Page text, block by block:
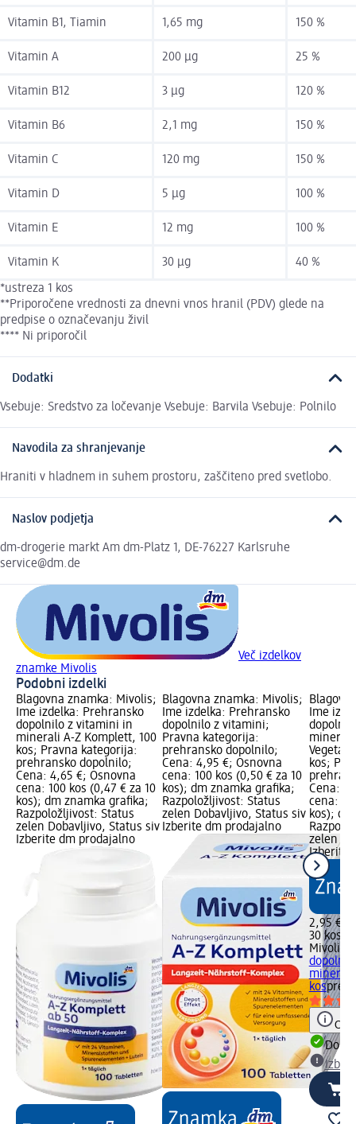
Vitamin B1, Tiamin 1,65 mg 150 %
Vitamin A 200 µg 25 %
Vitamin B12 3 µg 120 %
Vitamin B6 2,1 mg 150 %
Vitamin C 120 mg 150 %
Vitamin D 5 µg 100 %
Vitamin E 12 mg 100 %
Vitamin K 30 µg 40 %
*ustreza 1 kos
**Priporočene vrednosti za dnevni vnos hranil (PDV) glede na
predpise o označevanju živil
**** Ni priporočil
Dodatki
Vsebuje: Sredstvo za ločevanje Vsebuje: Barvila Vsebuje: Polnilo
Navodila za shranjevanje
Hraniti v hladnem in suhem prostoru, zaščiteno pred svetlobo.
Naslov podjetja
dm-drogerie markt Am dm-Platz 1, DE-76227 Karlsruhe
service@dm.de
Več izdelkov
znamke Mivolis
Podobni izdelki
Blagovna znamka: Mivolis;
Ime izdelka: Prehransko
dopolnilo z vitamini in
minerali A-Z Komplett, 100
kos; Pravna kategorija:
prehransko dopolnilo;
Cena: 4,65 €; Osnovna
cena: 100 kos (0,47 € za 10
kos); dm znamka grafika;
Razpoložljivost: Status
zelen Dobavljivo, Status siv
Izberite dm prodajalno
Blagovna znamka: Mivolis;
Ime izdelka: Prehransko
dopolnilo z vitamini;
Pravna kategorija:
prehransko dopolnilo;
Cena: 4,95 €; Osnovna
cena: 100 kos (0,50 € za 10
kos); dm znamka grafika;
Razpoložljivost: Status
zelen Dobavljivo, Status siv
Izberite dm prodajalno
Ime
minerali
kos;
Cena:
cena: 30
kos);
zelen
Izberite
2,95 €
30 kos
Mivolis
minerali
kos